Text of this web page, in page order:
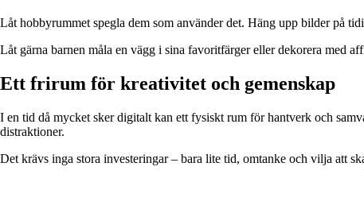
Låt hobbyrummet spegla dem som använder det. Häng upp bilder på
Låt gärna barnen måla en vägg i sina favoritfärger eller dekorera med
Ett frirum för kreativitet och gemenskap
I en tid då mycket sker digitalt kan ett fysiskt rum för hantverk och
distraktioner.
Det krävs inga stora investeringar – bara lite tid, omtanke och vilja att